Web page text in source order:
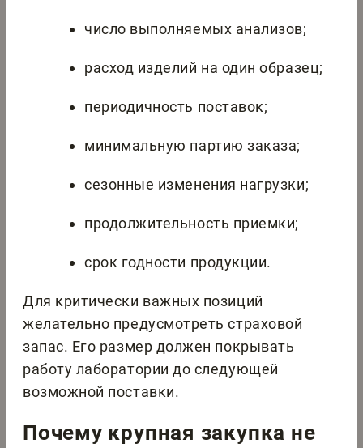
число выполняемых анализов;
расход изделий на один образец;
периодичность поставок;
минимальную партию заказа;
сезонные изменения нагрузки;
продолжительность приемки;
срок годности продукции.
Для критически важных позиций
желательно предусмотреть страховой
запас. Его размер должен покрывать
работу лаборатории до следующей
возможной поставки.
Почему крупная закупка не